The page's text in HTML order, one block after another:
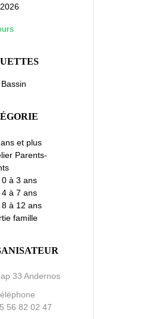
et plus
Parents-
0 à 3 ans
4 à 7 ans
8 à 12 ans
famille
33 Andernos
56 82 02 47